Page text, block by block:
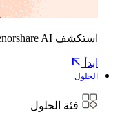
استكشف Tenorshare AI مع الميزات الجديدة المذهلة
ابدأ
الحلول
فئة الحلول